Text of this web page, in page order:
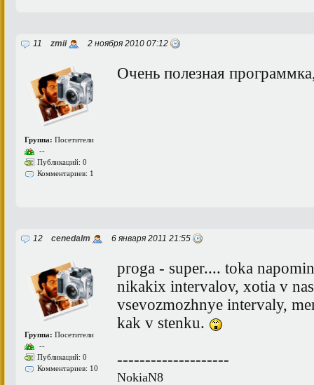
11 zmii 2 ноября 2010 07:12
Группа: Посетители
--
Публикаций: 0
Комментариев: 1
Очень полезная
12 cenedalm 6 января 2011 21:55
Группа: Посетители
--
Публикаций: 0
Комментариев: 10
proga - super.... toka
nikakix intervalov, xotia v
vsevozmozhnye intervaly,
kak v stenku.
--------------------
NokiaN8